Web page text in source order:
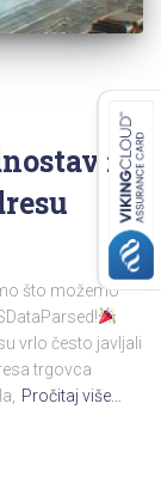
što možemo
vrlo često javljali
trgovca
Pročitaj više…